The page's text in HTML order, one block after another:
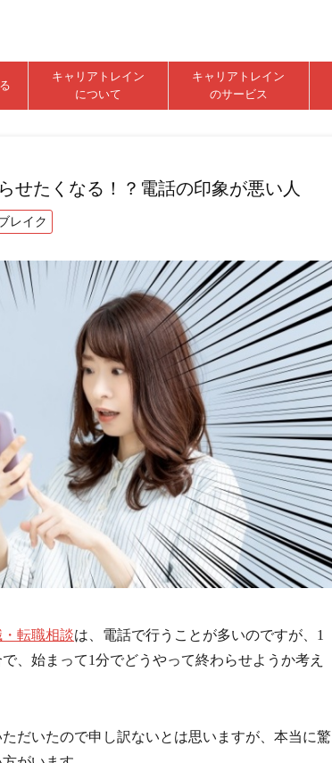
キャリアトレイン
について
キャリアトレイン
のサービス
せたくなる！？電話の印象が悪い人
レイク
・転職相談は、電話で行うことが多いのですが、1
、始まって1分でどうやって終わらせようか考え
だいたので申し訳ないとは思いますが、本当に驚